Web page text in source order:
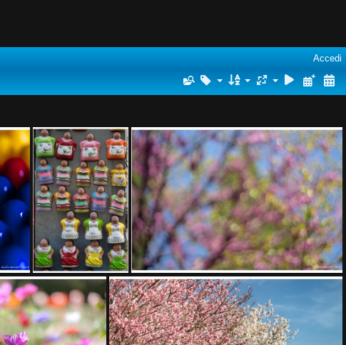
Accedi
Le comari di Peschici Mille bolle